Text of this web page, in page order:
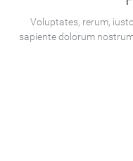
Voluptates, rerum,
sapiente dolorum